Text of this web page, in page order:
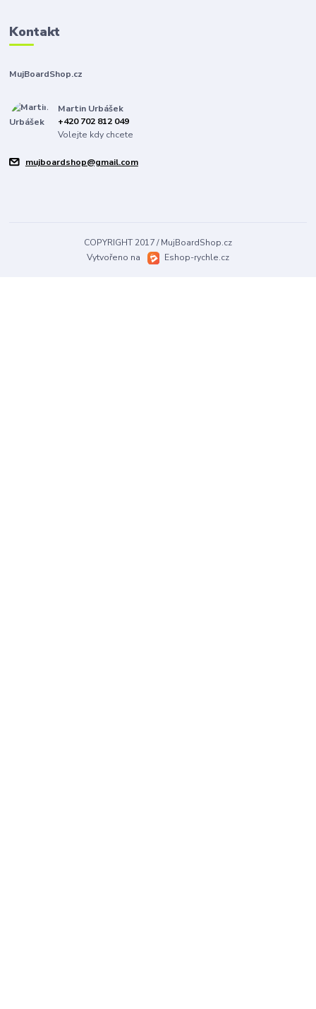
Kontakt
MujBoardShop.cz
Martin Urbášek
+420 702 812 049
Volejte kdy chcete
mujboardshop@gmail.com
COPYRIGHT 2017 / MujBoardShop.cz
Vytvořeno na
Eshop-rychle.cz